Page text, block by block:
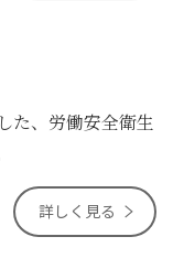
た、労働安全衛生
詳しく見る